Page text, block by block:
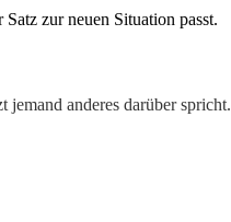
zur neuen Situation passt.
jemand anderes darüber spricht.